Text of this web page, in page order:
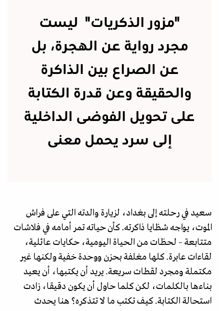
"مزور الذكريات" ليست
مجرد رواية عن الهجرة، بل
عن الصراع بين الذاكرة
والحقيقة وعن قدرة الكتابة
على تحويل الفوضى الداخلية
إلى سرد يحمل معنى
سعيد في رحلته إلى بغداد، لزيارة والدته التي على فراش
الموت، يواجه شظايا ذاكرته. كأن حياته تمر أمامه في فلاشات
متتابعة – لحظات من الحياة اليومية، حكايات عائلية،
لقاءات عابرة. كلها مغلفة بحزن ووحدة خفية ولكنها غير
مكتملة ومجرد لقطات سريعة. يريد أن يكتبها، أن يعيد
بناءها بالكلمات، لكن كلما حاول أن يكون دقيقا، زادت
استحالة الكتابة. كيف تكتب ما لا تتذكره؟ هنا يحدث